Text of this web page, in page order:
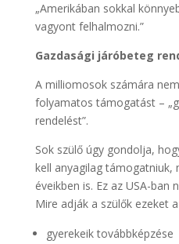
„Amerikában sokkal
vagyont felhalmozni.”
Gazdasági járóbeteg
A milliomosok számára
folyamatos támogatást –
rendelést”.
Sok szülő úgy gondolja,
kell anyagilag támogatniuk,
éveikben is. Ez az USA-ban
Mire adják a szülők ezeket
gyerekeik továbbképzése